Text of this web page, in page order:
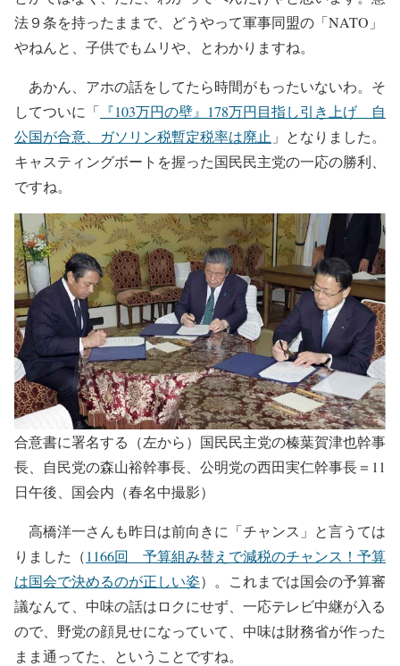
法９条を持ったままで、どうやって軍事同盟の「NATO」
やねんと、子供でもムリや、とわかりますね。
あかん、アホの話をしてたら時間がもったいないわ。そ
してついに「 『103万円の壁』178万円目指し引き上げ 自
公国が合意、ガソリン税暫定税率は廃止 」となりました。
キャスティングボートを握った国民民主党の一応の勝利、
ですね。
合意書に署名する（左から）国民民主党の榛葉賀津也幹事
長、自民党の森山裕幹事長、公明党の西田実仁幹事長＝11
日午後、国会内（春名中撮影）
高橋洋一さんも昨日は前向きに「チャンス」と言うては
りました（1166回 予算組み替えで減税のチャンス！予算
は国会で決めるのが正しい姿）。これまでは国会の予算審
議なんて、中味の話はロクにせず、一応テレビ中継が入る
ので、野党の顔見せになっていて、中味は財務省が作った
まま通ってた、ということですね。